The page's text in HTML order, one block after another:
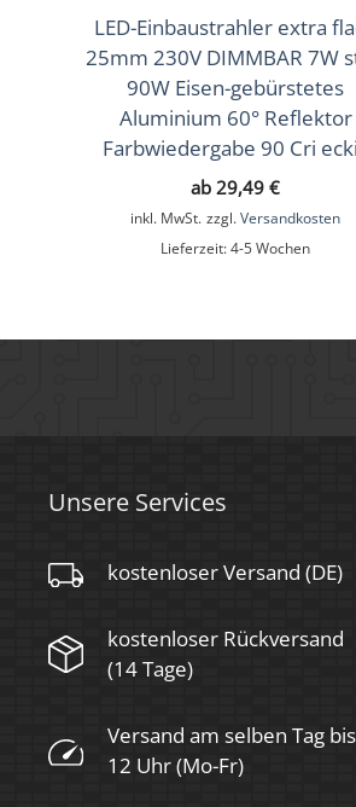
Schwenkbar
Ja
Material
MR16 /
Schaltzyklen
> 15.000
Herstellergarantie
4 Jahre
Für Möbeleinbau
geeignet
Ja
LED-Einbaustrahler extra
25mm 230V DIMMBAR 7W
90W Eisen-gebürstetes
Aluminium 60° Reflektor
Farbwiedergabe 90 Cri
ab 29,49 €
inkl. MwSt. zzgl.Versandkosten
Lieferzeit:4-5 Wochen
Unsere Services
kostenloser Versand (DE)
kostenloser Rückversand
(14 Tage)
Versand am selben Tag bis
12 Uhr (Mo-Fr)